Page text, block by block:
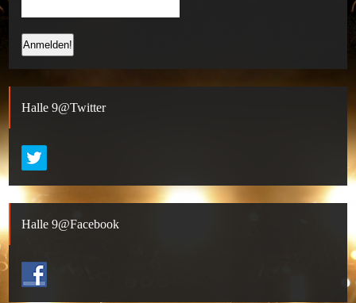
Halle 9@Twitter
Halle 9@Facebook